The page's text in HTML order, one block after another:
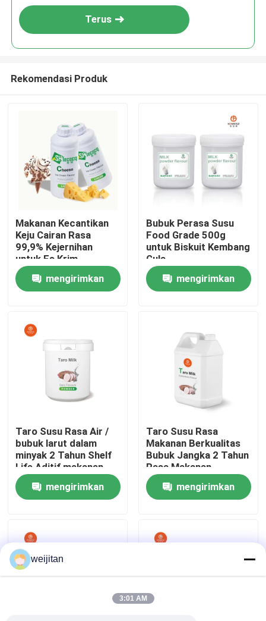
Rumah
Video
Tentang kami
Tur Pabrik
Kontrol kualitas
Hubungi kami
Permintaan Penawaran
Rasa Renyah
Terus
Rekomendasi Produk
Makanan Kecantikan
Keju Cairan Rasa
99,9% Kejernihan
untuk Es Krim
mengirimkan
Bubuk Perasa Susu
Food Grade 500g
untuk Biskuit Kembang
Gula
mengirimkan
Taro Susu Rasa Air /
bubuk larut dalam
minyak 2 Tahun Shelf
Life Aditif makanan
mengirimkan
Taro Susu Rasa
Makanan Berkualitas
Bubuk Jangka 2 Tahun
Rasa Makanan
Makanan Aditif Cairan
Air/Minyak Larut
mengirimkan
weijitan
3:01 AM